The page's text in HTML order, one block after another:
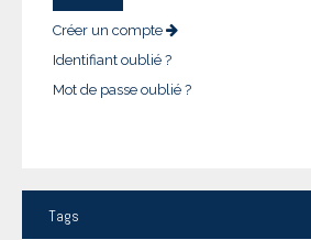
Créer un compte
Identifiant oublié ?
Mot de passe oublié ?
Tags